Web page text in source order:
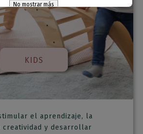
KIDS
el aprendizaje, la
creatividad y desarrollar
No mostrar más
cerrará en 58 segundos